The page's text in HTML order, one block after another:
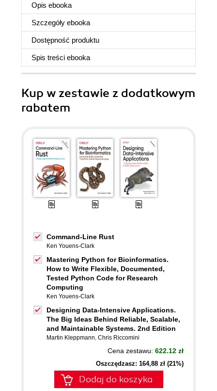
Opis ebooka
Szczegóły ebooka
Dostępność produktu
Spis treści ebooka
Kup w zestawie z dodatkowym
rabatem
Command-Line Rust
Ken Youens-Clark
Mastering Python for Bioinformatics.
How to Write Flexible, Documented,
Tested Python Code for Research
Computing
Ken Youens-Clark
Designing Data-Intensive Applications.
The Big Ideas Behind Reliable, Scalable,
and Maintainable Systems. 2nd Edition
Martin Kleppmann, Chris Riccomini
Cena zestawu: 622.12 zł
Oszczędzasz: 164,88 zł (21%)
Dodaj do koszyka